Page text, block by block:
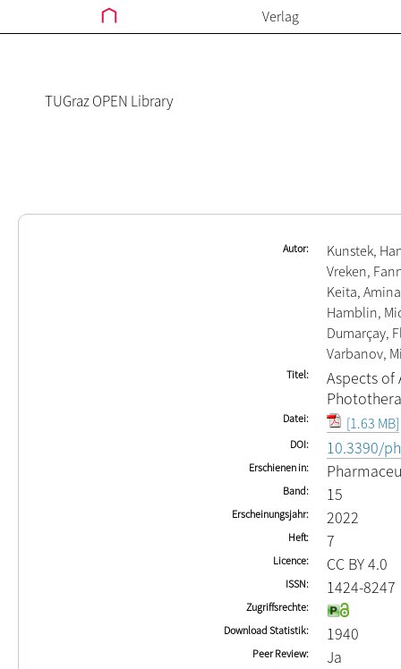
Verlag
TUGraz OPEN Library
Autor
Kunstek,
Vreken,
Keita,
Hamblin,
Dumarçay,
Varbanov,
Titel
Aspects of
Datei [1.63 MB]
DOI 10.3390/
Erschienen in
Band 15
Erscheinungsjahr 2022
Heft 7
Licence CC BY 4.0
ISSN 1424-8247
Zugriffsrechte
Download Statistik
1940
Peer Review Ja